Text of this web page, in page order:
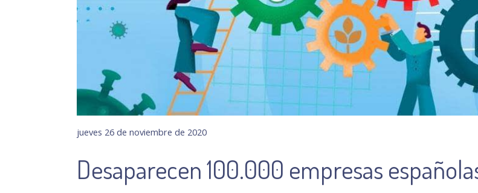
jueves 26 de noviembre de 2020
Desaparecen 100.000 empresas